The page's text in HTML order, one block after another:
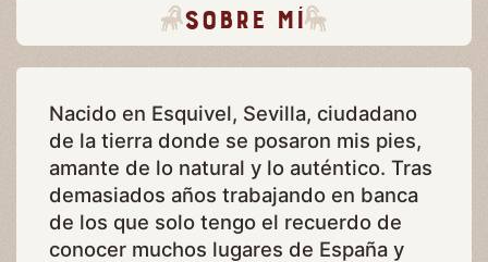
Sobre mí
Nacido en Esquivel, Sevilla, ciudadano
de la tierra donde se posaron mis pies,
amante de lo natural y lo auténtico. Tras
demasiados años trabajando en banca
de los que solo tengo el recuerdo de
conocer muchos lugares de España y